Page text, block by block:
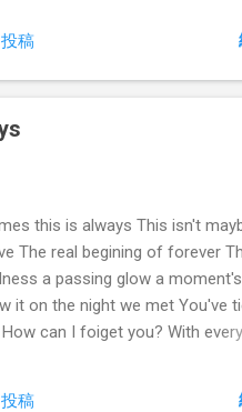
my hand, take my whole life
love with you For I can't help
稿
this is always This isn't
The real begining of forever
a passing glow a
it on the night we met You've
can I foiget you? With
稿